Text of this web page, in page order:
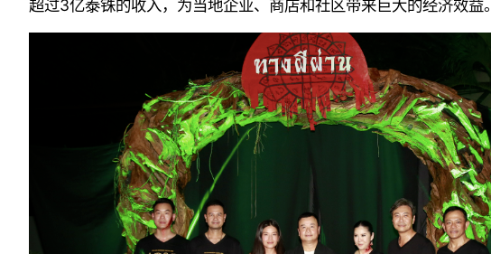
超过3亿泰铢的收入，为当地企业、商店和社区带来巨大的经济效益。